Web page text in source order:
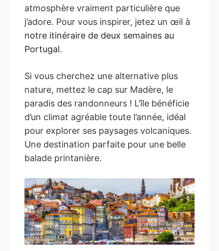
atmosphère vraiment particulière que
j’adore. Pour vous inspirer, jetez un œil à
notre itinéraire de deux semaines au
Portugal.
Si vous cherchez une alternative plus
nature, mettez le cap sur Madère, le
paradis des randonneurs ! L’île bénéficie
d’un climat agréable toute l’année, idéal
pour explorer ses paysages volcaniques.
Une destination parfaite pour une belle
balade printanière.